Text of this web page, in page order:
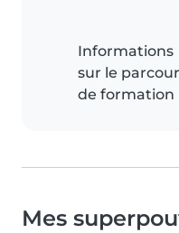
Informations
sur le
de formation
Mes